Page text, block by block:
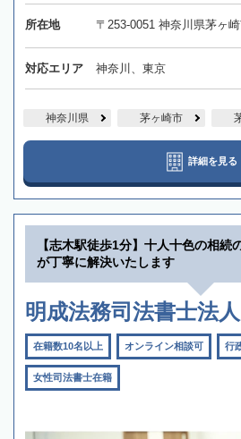
所在地 〒253-0051 神奈川県茅ヶ
対応エリア 神奈川、東京
神奈川県 茅ヶ崎市
詳細を見る
【志木駅徒歩1分】十人十色の相続
が丁寧に解決いたします
明成法務司法書士法
在籍数10名以上 オンライン相談可 行
女性司法書士在籍